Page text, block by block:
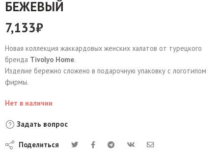
БЕЖЕВЫЙ
7,133₽
Новая коллекция жаккардовых женских халатов от турецкого
бренда Tivolyo Home.
Изделие бережно сложено в подарочную упаковку с логотипом
фирмы.
Нет в наличии
Задать вопрос
Поделиться